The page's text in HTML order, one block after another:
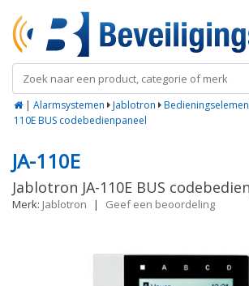
| Alarmsystemen Jablotron
110E BUS codebedienpaneel
JA-110E
Jablotron JA-110E BUS
Merk: Jablotron | Geef een beoordeling